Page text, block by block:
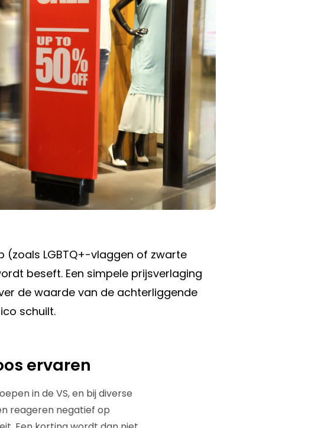
LGBTQ+-vlaggen of zwarte
beseft. Een simpele prijsverlaging
de waarde van de achterliggende
schuilt.
ervaren
in de VS, en bij diverse
reageren negatief op